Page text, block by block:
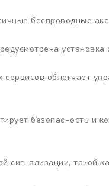
беспроводные
облегчает
безопасность и
такой